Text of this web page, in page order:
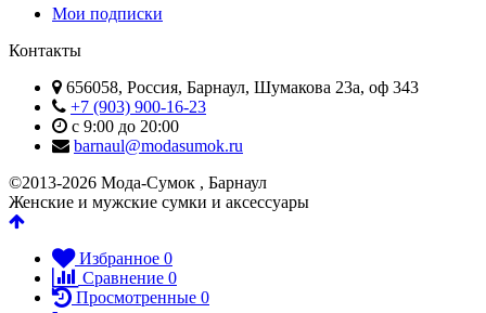
Мои подписки
Контакты
656058, Россия, Барнаул, Шумакова 23а, оф 343
+7 (903) 900-16-23
с 9:00 до 20:00
barnaul@modasumok.ru
©2013-2026 Мода-Сумок , Барнаул
Женские и мужские сумки и аксессуары
Избранное 0
Сравнение 0
Просмотренные 0